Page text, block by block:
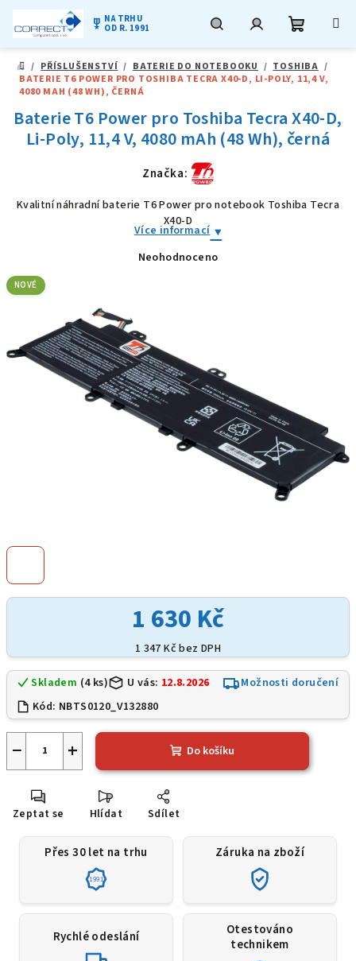
obsah
military_tech NA TRHU
OD R. 1991
DOMŮ
/ PŘÍSLUŠENSTVÍ / BATERIE DO NOTEBOOKU / TOSHIBA /
BATERIE T6 POWER PRO TOSHIBA TECRA X40-D, LI-POLY, 11,4 V,
4080 MAH (48 WH), ČERNÁ
1 630 Kč
1 347 Kč bez DPH
Skladem (4 ks) U vás: 12.8.2026
Možnosti doručení
Kód: NBTS0120_V132880
+
− Do košíku
Zeptat se Hlídat Sdílet
Baterie T6 Power pro Toshiba Tecra X40-D,
Li-Poly, 11,4 V, 4080 mAh (48 Wh), černá
Značka:
Kvalitní náhradní baterie T6 Power pro notebook Toshiba Tecra
X40-D
Více informací
Průměrné
5
hvězdiček.
Neohodnoceno
NOVÉ
Přes 30 let na trhu
1991
Záruka na zboží
Rychlé odeslání
Otestováno
technikem